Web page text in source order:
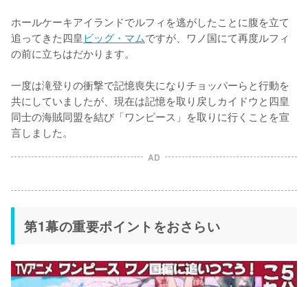
ホールケーキアイランドでルフィを逃がしたことに腹を立て
追ってきた四皇ビッグ・マムですが、ワノ国にて再度ルフィ
の前に立ちはだかります。
一度は滝登りの衝撃で記憶喪失になりチョッパーらと行動を
共にしていましたが、現在は記憶を取り戻しカイドウと四皇
同士の海賊同盟を結び「ワンピース」を取りに行くことを宣
言しました。
AD
第1幕の重要ポイントをおさらい